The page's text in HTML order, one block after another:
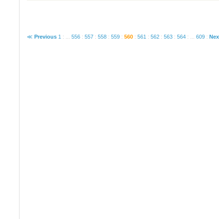
≪ Previous 1 : 556 : 557 : 558 : 559 : 560 : 561 : 562 : 563 : 564 : 609 :